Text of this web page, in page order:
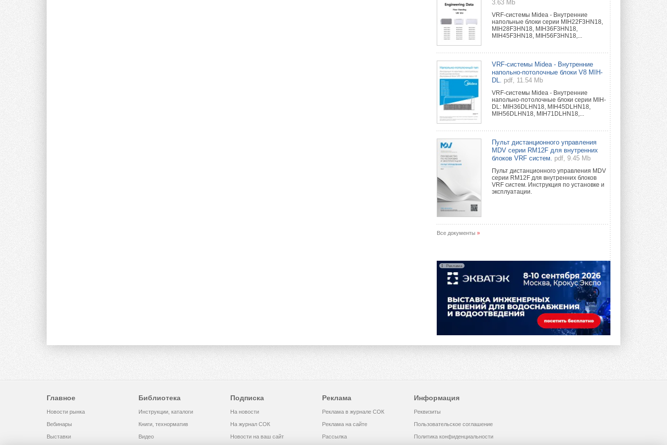
3.63 Mb
VRF-системы Midea - Внутренние
напольные блоки серии MIH22F3HN18,
MIH28F3HN18, MIH36F3HN18,
MIH45F3HN18, MIH56F3HN18,...
VRF-системы Midea - Внутренние
напольно-потолочные блоки V8 MIH-
DL.
pdf, 11.54 Mb
VRF-системы Midea - Внутренние
напольно-потолочные блоки серии MIH-
DL: MIH36DLHN18, MIH45DLHN18,
MIH56DLHN18, MIH71DLHN18,...
Пульт дистанционного управления
MDV серии RM12F для внутренних
блоков VRF систем.
pdf, 9.45 Mb
Пульт дистанционного управления MDV
серии RM12F для внутренних блоков
VRF систем. Инструкция по установке и
эксплуатации.
Все документы »
Реклама
Главное
Новости рынка
Вебинары
Выставки
Библиотека
Инструкции, каталоги
Книги, технорматив
Видео
Подписка
На новости
На журнал СОК
Новости на ваш сайт
Реклама
Реклама в журнале СОК
Реклама на сайте
Рассылка
Информация
Реквизиты
Пользовательское соглашение
Политика конфиденциальности